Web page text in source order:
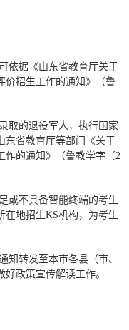
依据《山东省教育厅关于
价招生工作的通知》（鲁
取的退役军人，执行国家
东省教育厅等部门《关于
作的通知》（鲁教学字〔2
或不具备智能终端的考生
在地招生KS机构， 为考生
知转发至本市各县（市、
政策宣传解读工作。